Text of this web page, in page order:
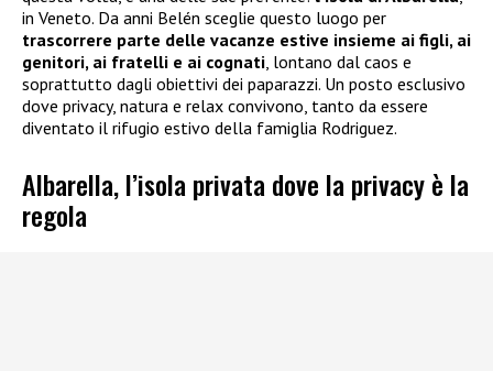
in Veneto. Da anni Belén sceglie questo luogo per
trascorrere parte delle vacanze estive insieme ai figli, ai
genitori, ai fratelli e ai cognati, lontano dal caos e
soprattutto dagli obiettivi dei paparazzi. Un posto esclusivo
dove privacy, natura e relax convivono, tanto da essere
diventato il rifugio estivo della famiglia Rodriguez.
Albarella, l’isola privata dove la privacy è la
regola